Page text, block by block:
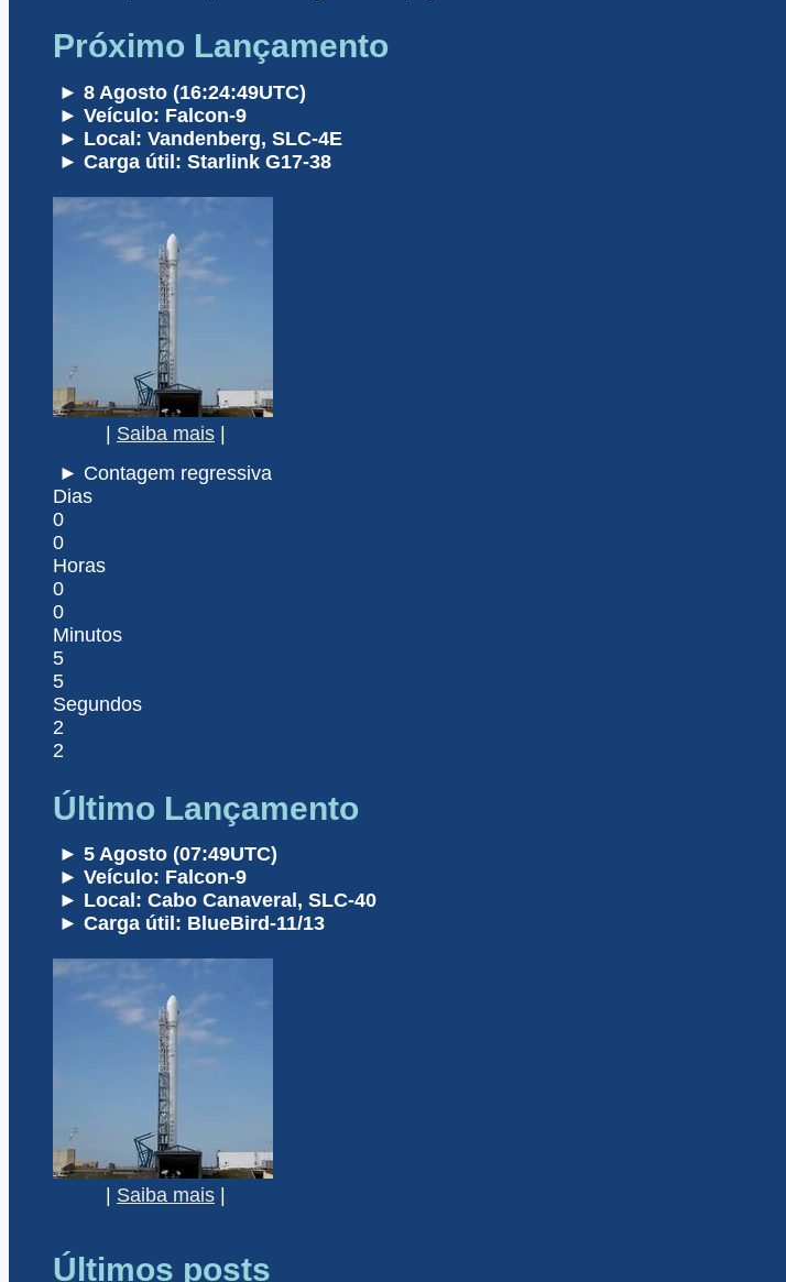
Próximo Lançamento
► 8 Agosto (16:24:49UTC)
► Veículo: Falcon-9
► Local: Vandenberg, SLC-4E
► Carga útil: Starlink G17-38
| Saiba mais |
► Contagem regressiva
Dias
0
0
Horas
0
0
Minutos
5
5
Segundos
2
2
Último Lançamento
► 5 Agosto (07:49UTC)
► Veículo: Falcon-9
► Local: Cabo Canaveral, SLC-40
► Carga útil: BlueBird-11/13
Saiba mais
Últimos posts